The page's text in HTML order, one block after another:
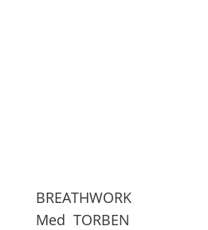
BREATHWORK
Med TORBEN